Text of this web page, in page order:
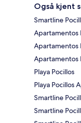
Også kjent
Smartline
Apartamentos
Apartamentos
Apartamentos
Playa Pocillos
Playa Pocillos
Smartline
Smartline